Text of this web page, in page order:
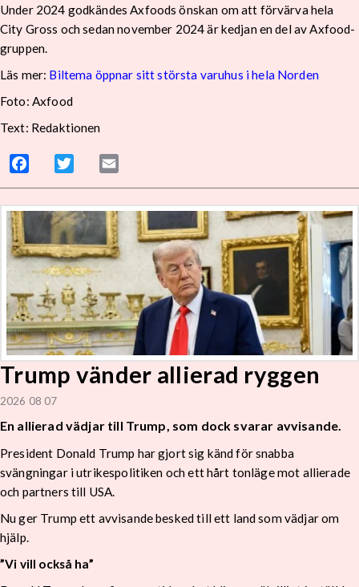
Under 2024 godkändes Axfoods önskan om att förvärva hela
City Gross och sedan november 2024 är kedjan en del av Axfood-
gruppen.
Läs mer: Biltema öppnar sitt största varuhus i hela Norden
Foto: Axfood
Text: Redaktionen
Facebook Twitter
Trump vänder allierad ryggen
2026 08 07
En allierad vädjar till Trump, som dock svarar avvisande.
President Donald Trump har gjort sig känd för snabba
svängningar i utrikespolitiken och ett hårt tonläge mot allierade
och partners till USA.
Nu ger Trump ett avvisande besked till ett land som vädjar om
hjälp.
”Vi vill också ha”